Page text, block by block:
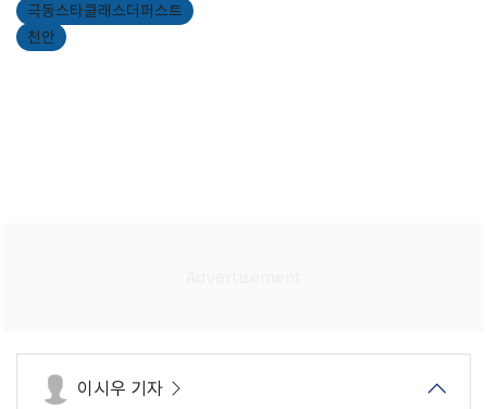
극동스타클래스더퍼스트
천안
이시우 기자